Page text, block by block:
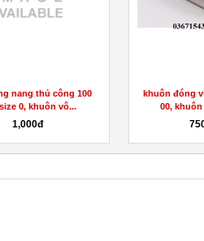
nang thủ công 100
0, khuôn vô...
1,000đ
khuôn đóng
00,